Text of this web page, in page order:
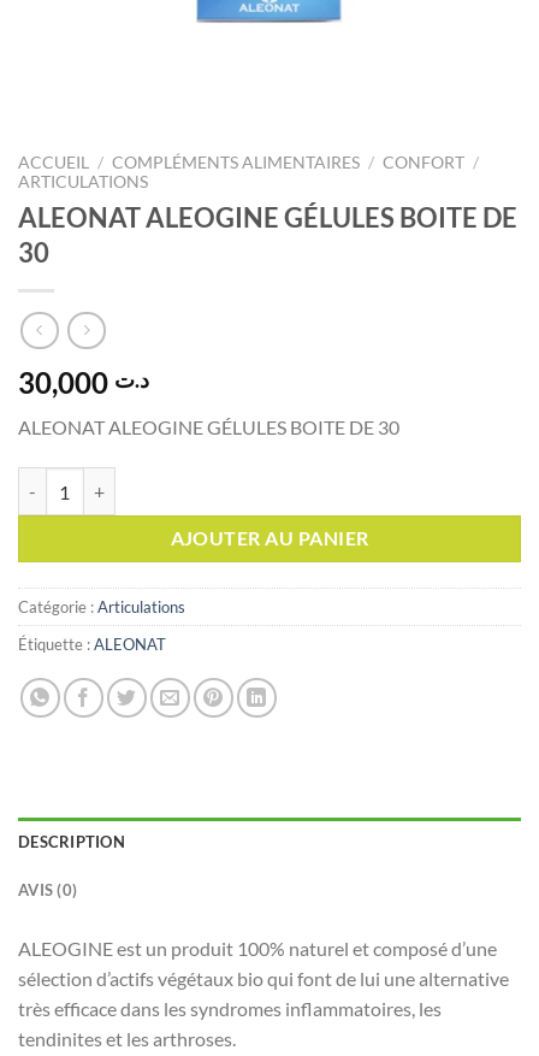
ACCUEIL / COMPLÉMENTS ALIMENTAIRES / CONFORT /
ARTICULATIONS
ALEONAT ALEOGINE GÉLULES BOITE DE
30
د.ت
ALEONAT ALEOGINE GÉLULES BOITE DE 30
AJOUTER AU PANIER
Catégorie :Articulations
Étiquette :ALEONAT
DESCRIPTION
AVIS (0)
ALEOGINE est un produit 100% naturel et composé d’une
sélection d’actifs végétaux bio qui font de lui une alternative
très efficace dans les syndromes inflammatoires, les
tendinites et les arthroses.